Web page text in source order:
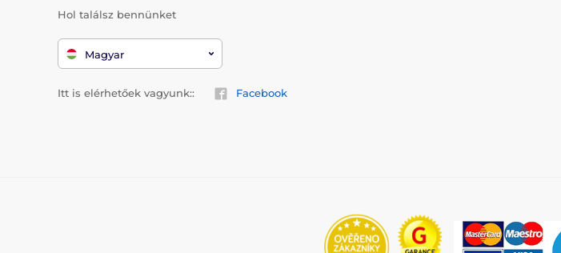
Hol találsz bennünket
Magyar
Itt is elérhetőek vagyunk:: Facebook